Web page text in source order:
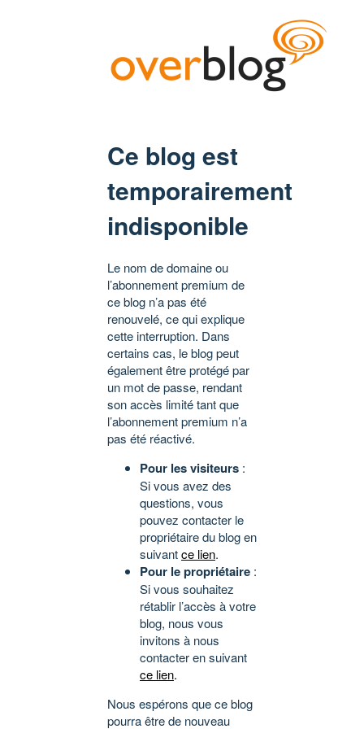
Ce blog est
temporairement
indisponible
Le nom de domaine ou
l’abonnement premium de
ce blog n’a pas été
renouvelé, ce qui explique
cette interruption. Dans
certains cas, le blog peut
également être protégé par
un mot de passe, rendant
son accès limité tant que
l’abonnement premium n’a
pas été réactivé.
Pour les visiteurs :
Si vous avez des
questions, vous
pouvez contacter le
propriétaire du blog en
suivantce lien.
Pour le propriétaire :
Si vous souhaitez
rétablir l’accès à votre
blog, nous vous
invitons à nous
contacter en suivant
ce lien.
Nous espérons que ce blog
pourra être de nouveau